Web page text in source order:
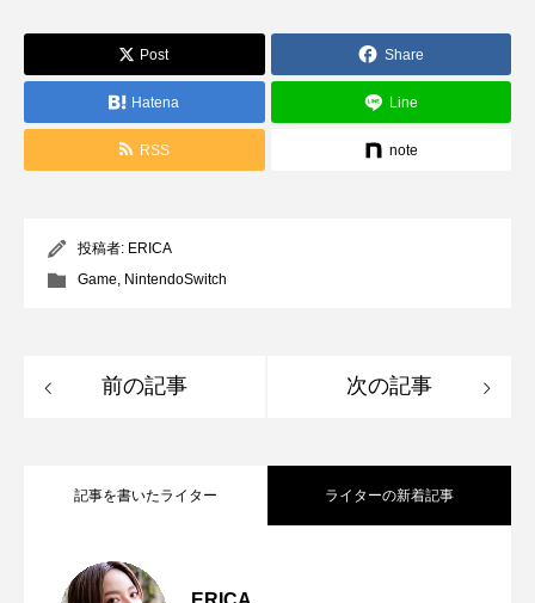
Post Share
Hatena Line
RSS note
投稿者: ERICA
Game NintendoSwitch
前の記事 次の記事
記事を書いたライター ライターの新着記事
2023.05.21